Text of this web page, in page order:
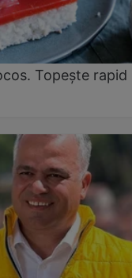
Topește rapid